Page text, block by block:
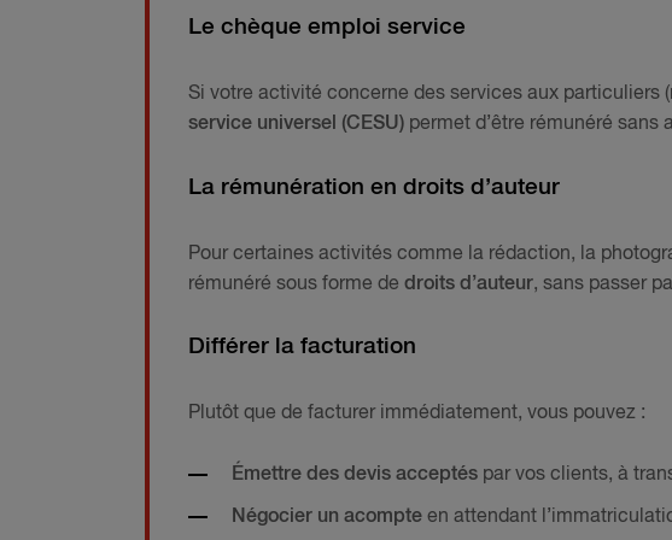
Le chèque emploi service
Si votre activité concerne des services aux particuliers
service universel (CESU) permet d’être rémunéré sans
La rémunération en droits d’auteur
Pour certaines activités comme la rédaction, la
rémunéré sous forme de droits d’auteur, sans passer
Différer la facturation
Plutôt que de facturer immédiatement, vous pouvez :
Émettre des devis acceptés par vos clients, à
Négocier un acompte en attendant